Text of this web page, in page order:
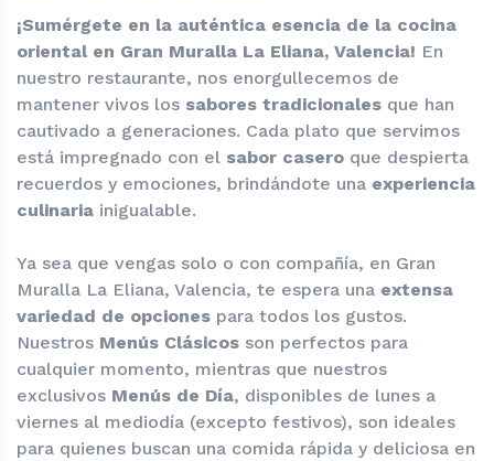
¡Sumérgete en la auténtica esencia de la cocina
oriental en Gran Muralla La Eliana, Valencia! En
nuestro restaurante, nos enorgullecemos de
mantener vivos los sabores tradicionales que han
cautivado a generaciones. Cada plato que servimos
está impregnado con el sabor casero que despierta
recuerdos y emociones, brindándote una experiencia
culinaria inigualable.
Ya sea que vengas solo o con compañía, en Gran
Muralla La Eliana, Valencia, te espera una extensa
variedad de opciones para todos los gustos.
Nuestros Menús Clásicos son perfectos para
cualquier momento, mientras que nuestros
exclusivos Menús de Día, disponibles de lunes a
viernes al mediodía (excepto festivos), son ideales
para quienes buscan una comida rápida y deliciosa en